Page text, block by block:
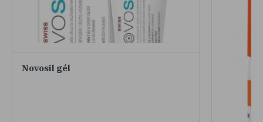
Novosil gél